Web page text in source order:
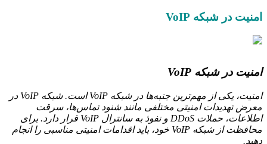
امنیت در شبکه VoIP
امنیت در شبکه VoIP
امنیت، یکی از مهم‌ترین جنبه‌ها در شبکه VoIP است. شبکه VoIP در
معرض تهدیدات امنیتی مختلفی مانند شنود تماس‌ها، سرقت
اطلاعات، حملات DDoS و نفوذ به سانترال VoIP قرار دارد. برای
محافظت از شبکه VoIP خود، باید اقدامات امنیتی مناسبی را انجام
دهید.